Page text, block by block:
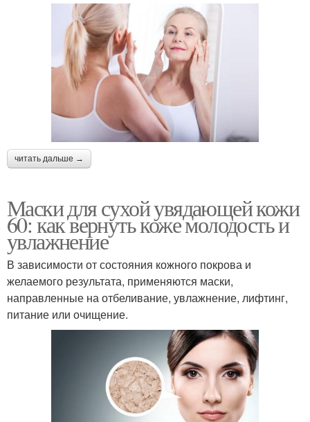
читать дальше →
Маски для сухой увядающей кожи
60: как вернуть коже молодость и
увлажнение
В зависимости от состояния кожного покрова и
желаемого результата, применяются маски,
направленные на отбеливание, увлажнение, лифтинг,
питание или очищение.